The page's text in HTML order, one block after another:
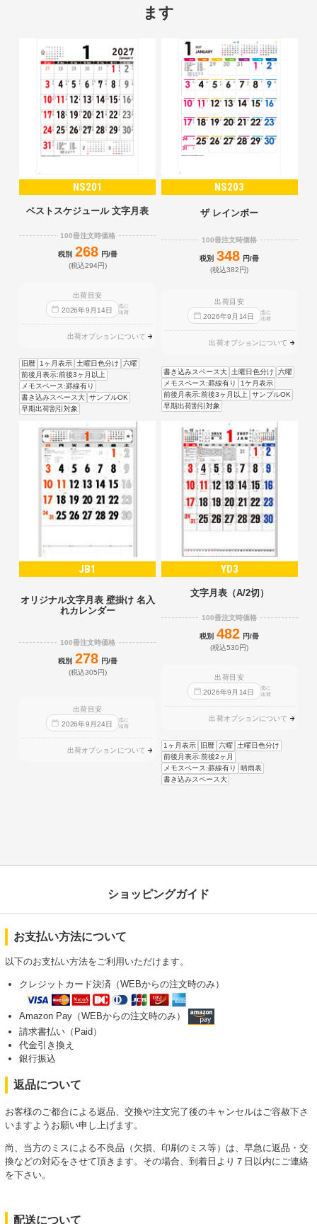
ます
NS201
ベストスケジュール 文字月表
100冊注文時価格
税別 268 円/冊
(税込294円)
出荷目安
2026年9 月 14日
迄に
出荷
出荷オプションについて
旧暦 1ヶ月表示 土曜日色分け
六曜
前後月表示:前後3ヶ月以上
メモスペース:罫線有り
書き込みスペース大 サンプルOK
早期出荷割引対象
NS203
ザ レインボー
100冊注文時価格
税別 348 円/冊
(税込382円)
出荷目安
2026年9 月 14日
迄に
出荷
出荷オプションについて
書き込みスペース大 土曜日色分け
六曜
メモスペース:罫線有り
1ケ月表示
前後月表示:前後3ヶ月以上 サンプルOK
早期出荷割引対象
JB1
オリジナル文字月表 壁掛け 名入
れカレンダー
100冊注文時価格
税別 278 円/冊
(税込305円)
出荷目安
2026年9 月24日
迄に
出荷
出荷オプションについて
YD3
文字月表（A/2切）
100冊注文時価格
税別 482 円/冊
(税込530円)
出荷目安
2026年9 月 14日
迄に
出荷
出荷オプションについて
1ヶ月表示 旧暦 六曜 土曜日色分け
前後月表示:前後2ヶ月
メモスペース:罫線有り
晴雨表
書き込みスペース大
ショッピングガイド
お支払い方法について
以下のお支払い方法をご利用いただけます。
クレジットカード決済（WEBからの注文時のみ）
Amazon Pay（WEBからの注文時のみ）
請求書払い（Paid）
代金引き換え
銀行振込
返品について
お客様のご都合による返品、交換や注文完了後のキャンセルはご容赦下さ
いますようお願い申し上げます。
尚、当方のミスによる不良品（欠損、印刷のミス等）は、早急に返品・交
換などの対応をさせて頂きます。その場合、到着日より７日以内にご連絡
を下さい。
配送について